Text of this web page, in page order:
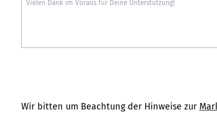
Wir bitten um Beachtung der Hinweise zur